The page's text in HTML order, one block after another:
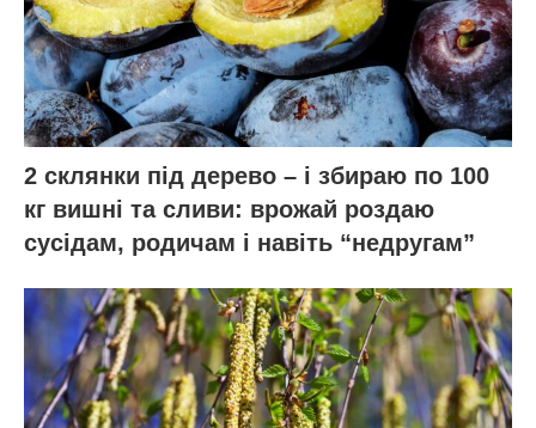
2 склянки під дерево – і збираю по 100
кг вишні та сливи: врожай роздаю
сусідам, родичам і навіть “недругам”